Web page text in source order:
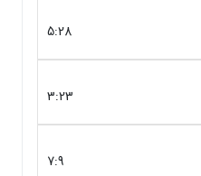
5:28
3:23
7:9